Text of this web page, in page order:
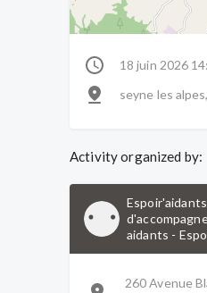
18 juin 2026
seyne les
Activity organized by:
aidants -
260 Avenue